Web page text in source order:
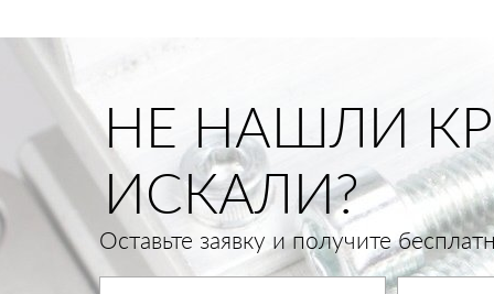
НЕ НАШЛИ
ИСКАЛИ?
Оставьте заявку и получите